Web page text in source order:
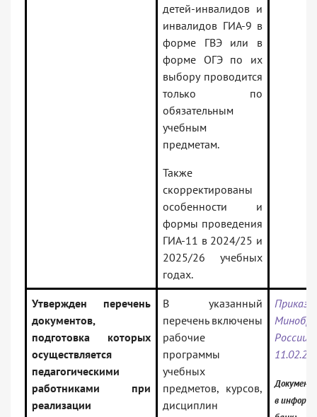
детей-инвалидов и
инвалидов ГИА-9 в
форме ГВЭ или в
форме ОГЭ по их
выбору проводится
только по
обязательным
учебным
предметам.
Также
скорректированы
особенности и
формы проведения
ГИА-11 в 2024/25 и
2025/26 учебных
годах.
Утвержден перечень
документов,
подготовка которых
осуществляется
педагогическими
работниками при
реализации
В указанный
перечень включены
рабочие
программы
учебных
предметов, курсов,
дисциплин
Приказ
Документ
в